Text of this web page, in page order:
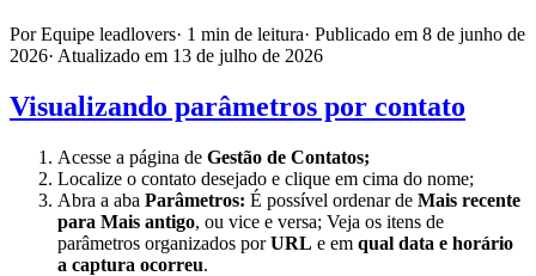
Por Equipe leadlovers· 1 min de leitura· Publicado em 8 de junho de
2026· Atualizado em 13 de julho de 2026
Visualizando parâmetros por contato
Acesse a página de Gestão de Contatos;
Localize o contato desejado e clique em cima do nome;
Abra a aba Parâmetros: É possível ordenar de Mais recente
para Mais antigo, ou vice e versa; Veja os itens de
parâmetros organizados porURL e em qual data e horário
a captura ocorreu.